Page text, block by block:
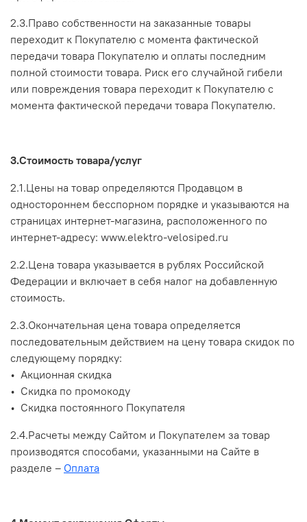
2.3.Право собственности на заказанные товары
переходит к Покупателю с момента фактической
передачи товара Покупателю и оплаты последним
полной стоимости товара. Риск его случайной гибели
или повреждения товара переходит к Покупателю с
момента фактической передачи товара Покупателю.
3.Стоимость товара/услуг
2.1.Цены на товар определяются Продавцом в
одностороннем бесспорном порядке и указываются на
страницах интернет-магазина, расположенного по
интернет-адресу: www.elektro-velosiped.ru
2.2.Цена товара указывается в рублях Российской
Федерации и включает в себя налог на добавленную
стоимость.
2.3.Окончательная цена товара определяется
последовательным действием на цену товара скидок по
следующему порядку:
• Акционная скидка
• Скидка по промокоду
• Скидка постоянного Покупателя
2.4.Расчеты между Сайтом и Покупателем за товар
производятся способами, указанными на Сайте в
разделе – Оплата